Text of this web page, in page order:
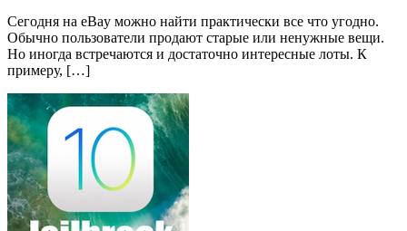
Сегодня на eBay можно найти практически все что угодно.
Обычно пользователи продают старые или ненужные вещи.
Но иногда встречаются и достаточно интересные лоты. К
примеру, […]